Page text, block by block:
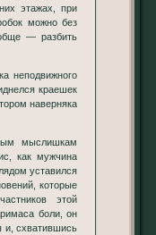
этажах, при
можно без
— разбить
краешек
наверняка
как мужчина
уставился
которые
этой
боли, он
и, схватившись